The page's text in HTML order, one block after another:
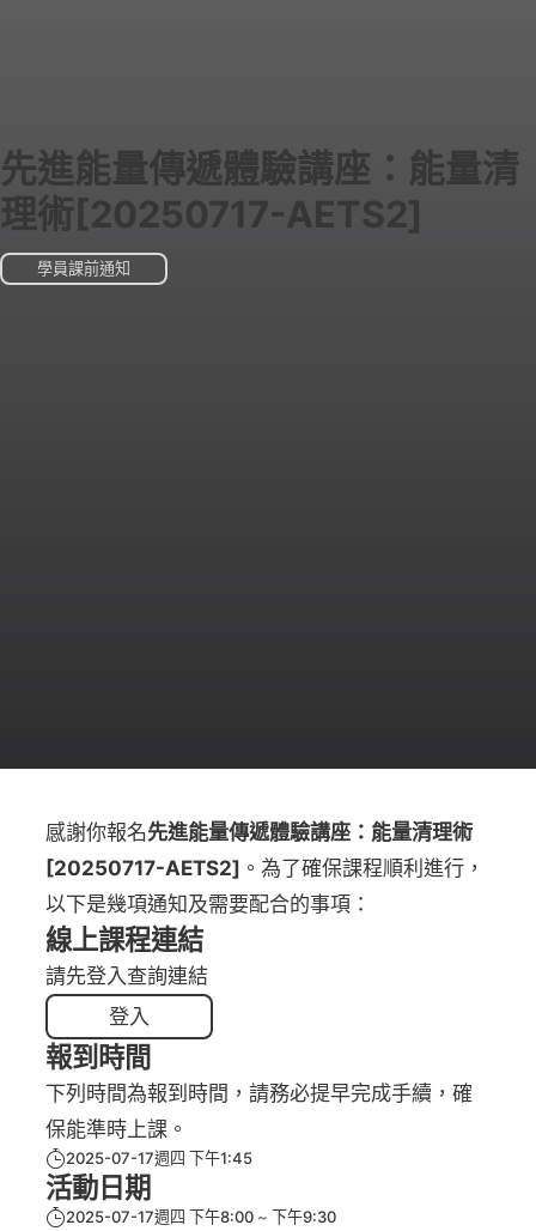
先進能量傳遞體驗講座：能量清
理術[20250717-AETS2]
學員課前通知
感謝你報名先進能量傳遞體驗講座：能量清理術
[20250717-AETS2] 。為了確保課程順利進行，
以下是幾項通知及需要配合的事項：
線上課程連結
請先登入查詢連結
登入
報到時間
下列時間為報到時間，請務必提早完成手續，確
保能準時上課。
2025-07-17週四 下午1:45
活動日期
2025-07-17週四 下午8:00 下午9:30